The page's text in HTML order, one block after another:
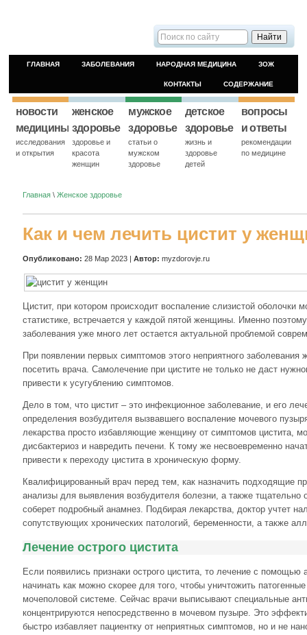
ГЛАВНАЯ ЗАБОЛЕВАНИЯ НАРОДНАЯ МЕДИЦИНА ЗОЖ
КОНТАКТЫ СОДЕРЖАНИЕ
новости
медицины
исследования
и открытия
женское
здоровье
здоровье и
красота
женщин
мужское
здоровье
статьи о
мужском
здоровье
детское
здоровье
жизнь и
здоровье
детей
вопросы
и ответы
рекомендации
по медицине
Главная \ Женское здоровье
Как и чем лечить цистит у
Опубликовано: 28 Мар 2023 | Автор: myzdorovje.ru
Цистит, при котором происходит воспаление слизистой оболочки
статистике, встречается у каждой пятой женщины. Именно
заболевания уже много лет остается актуальной проблемой
При появлении первых симптомов этого неприятного
посетить врача. Самолечение при цистите не только не даст
привести к усугублению симптомов.
Дело в том, что цистит – это инфекционное заболевание, и его
определения возбудителя вызвавшего воспаление мочевого
лекарства просто избавляющие женщину от симптомов цистита,
дисбактериоз и навредить печени. К тому же несвоевременно
привести к переходу цистита в хроническую форму.
Квалифицированный врач перед тем, как назначить подходящие
анализы для выявления возбудителя болезни, а также тщательно
соберет подробный анамнез. Подбирая лекарства, доктор учтет
сопутствующих хронических патологий, беременности, а также
Лечение острого цистита
Если появились признаки острого цистита, то лечение с помощью
начинать как можно скорее для того, чтобы уничтожить
мочеполовой системе. Сейчас врачи выписывают специальные
концентрируются непосредственно в мочевом пузыре. Это
быстро избавляет пациентку от неприятных симптомов, но и не